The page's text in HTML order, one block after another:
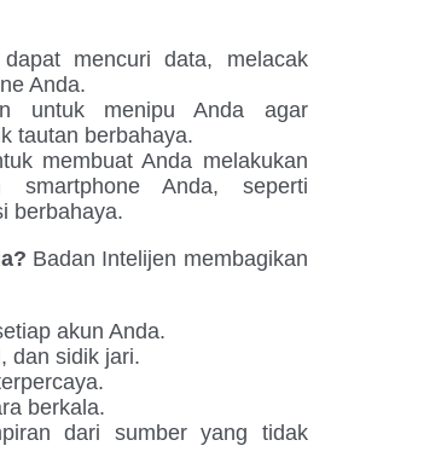
mencuri data, melacak
Anda.
untuk menipu Anda agar
tautan berbahaya.
membuat Anda melakukan
smartphone Anda, seperti
berbahaya.
Badan Intelijen membagikan
akun Anda.
dan sidik jari.
berkala.
dari sumber yang tidak